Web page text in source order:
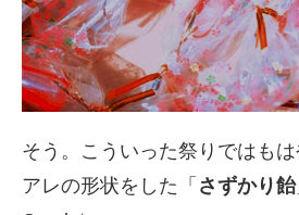
そう。こういった祭りではも
アレの形状をした「 さずかり飴